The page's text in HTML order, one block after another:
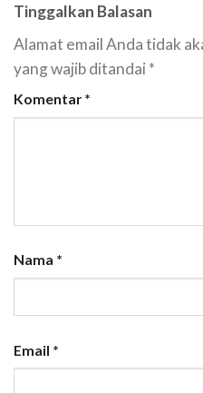
Tinggalkan Balasan
Alamat email Anda tidak
yang wajib ditandai*
Komentar *
Nama *
Email *